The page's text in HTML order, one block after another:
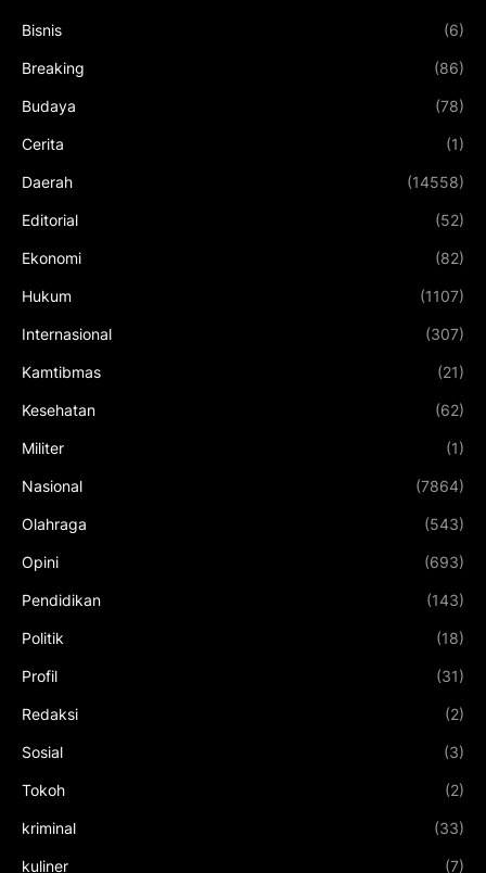
Bisnis (6)
Breaking (86)
Budaya (78)
Cerita (1)
Daerah (14558)
Editorial (52)
Ekonomi (82)
Hukum (1107)
Internasional (307)
Kamtibmas (21)
Kesehatan (62)
Militer (1)
Nasional (7864)
Olahraga (543)
Opini (693)
Pendidikan (143)
Politik (18)
Profil (31)
Redaksi (2)
Sosial (3)
Tokoh (2)
kriminal (33)
kuliner (7)